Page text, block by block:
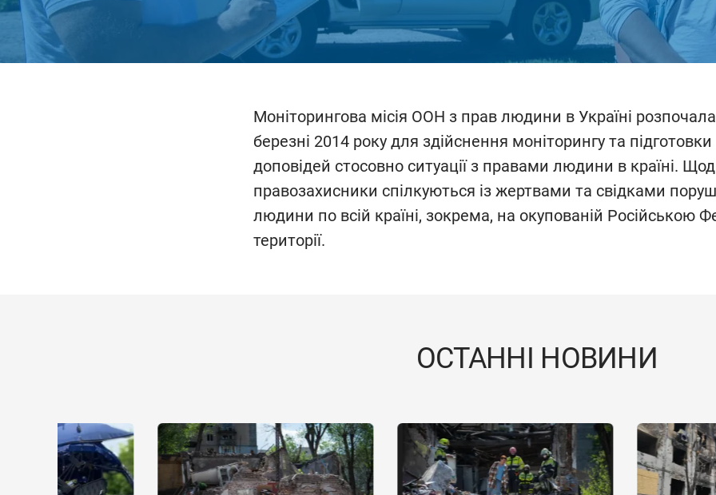
Моніторингова місія ООН з прав людини в Україні
березні 2014 року для здійснення моніторингу та
доповідей стосовно ситуації з правами людини в країні.
правозахисники спілкуються із жертвами та свідками
людини по всій країні, зокрема, на окупованій Російською
території.
ОСТАННІ НОВИНИ